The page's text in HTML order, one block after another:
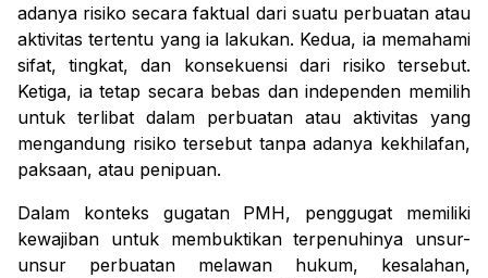
adanya risiko secara faktual dari suatu perbuatan atau
aktivitas tertentu yang ia lakukan. Kedua, ia memahami
sifat, tingkat, dan konsekuensi dari risiko tersebut.
Ketiga, ia tetap secara bebas dan independen memilih
untuk terlibat dalam perbuatan atau aktivitas yang
mengandung risiko tersebut tanpa adanya kekhilafan,
paksaan, atau penipuan.
Dalam konteks gugatan PMH, penggugat memiliki
kewajiban untuk membuktikan terpenuhinya unsur-
unsur perbuatan melawan hukum, kesalahan,